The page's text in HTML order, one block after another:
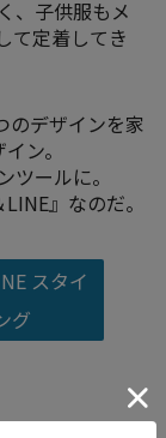
、子供服もメ
て定着してき
のデザインを家
ン。
ールに。
』なのだ。
スタイ
グ